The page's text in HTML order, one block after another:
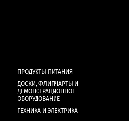
ПРОДУКТЫ ПИТАНИЯ
ДОСКИ, ФЛИПЧАРТЫ И
ДЕМОНСТРАЦИОННОЕ
ОБОРУДОВАНИЕ
ТЕХНИКА И ЭЛЕКТРИКА